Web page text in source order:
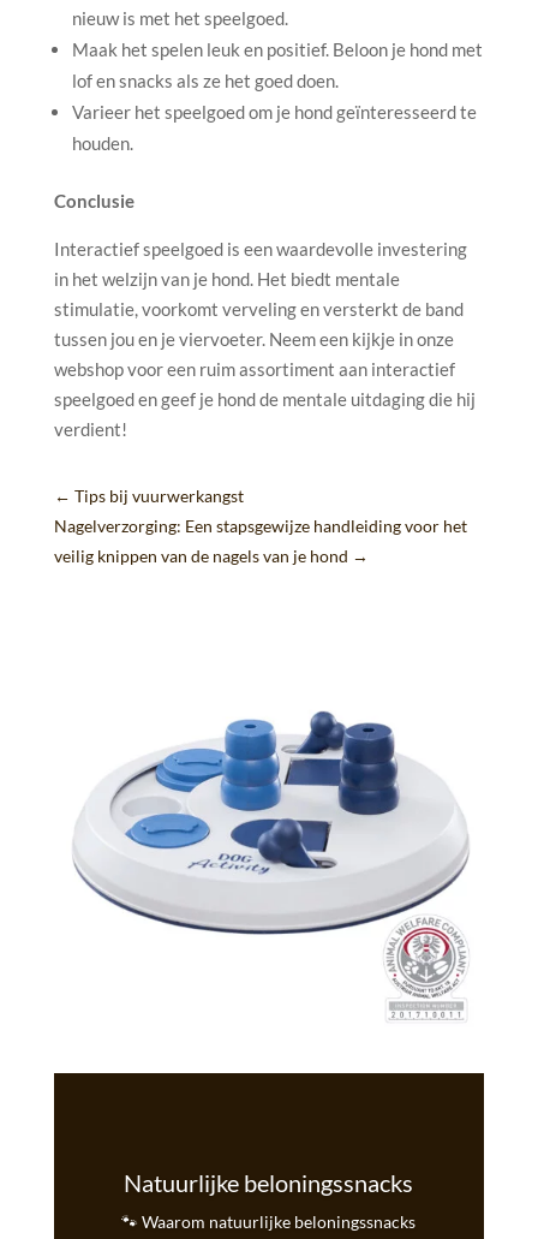
nieuw is met het speelgoed.
Maak het spelen leuk en positief. Beloon je hond met
lof en snacks als ze het goed doen.
Varieer het speelgoed om je hond geïnteresseerd te
houden.
Conclusie
Interactief speelgoed is een waardevolle investering
in het welzijn van je hond. Het biedt mentale
stimulatie, voorkomt verveling en versterkt de band
tussen jou en je viervoeter. Neem een kijkje in onze
webshop voor een ruim assortiment aan interactief
speelgoed en geef je hond de mentale uitdaging die hij
verdient!
← Tips bij vuurwerkangst
Nagelverzorging: Een stapsgewijze handleiding voor het
veilig knippen van de nagels van je hond →
Natuurlijke beloningssnacks
🐾 Waarom natuurlijke beloningssnacks